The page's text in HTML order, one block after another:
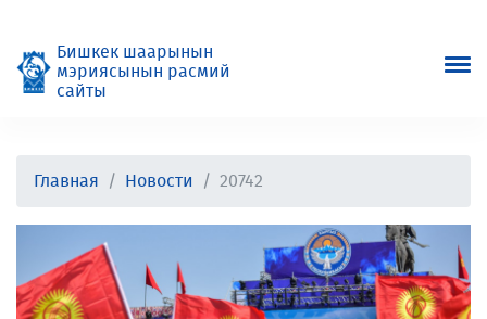
Бишкек шаарынын
мэриясынын расмий
сайты
Главная Новости 20742